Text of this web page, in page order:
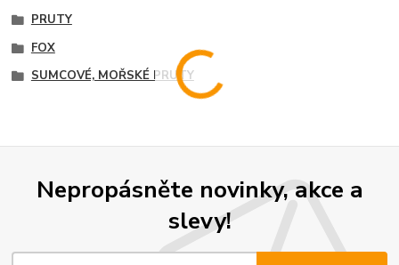
PRUTY
FOX
SUMCOVÉ, MOŘSKÉ PRUTY
Nepropásněte novinky, akce a
slevy!